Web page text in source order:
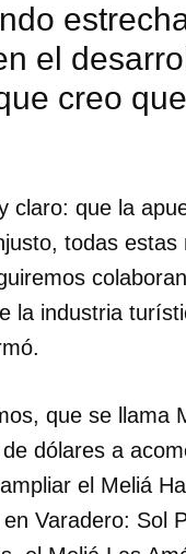
primero has de
el
creo
que la
todas estas
la industria
que se llama
dólares a
el Meliá
Varadero: Sol